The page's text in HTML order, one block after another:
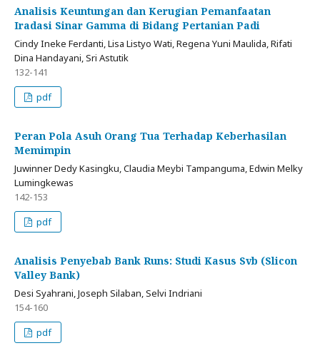
Analisis Keuntungan dan Kerugian Pemanfaatan
Iradasi Sinar Gamma di Bidang Pertanian Padi
Cindy Ineke Ferdanti, Lisa Listyo Wati, Regena Yuni Maulida, Rifati
Dina Handayani, Sri Astutik
132-141
pdf
Peran Pola Asuh Orang Tua Terhadap Keberhasilan
Memimpin
Juwinner Dedy Kasingku, Claudia Meybi Tampanguma, Edwin Melky
Lumingkewas
142-153
pdf
Analisis Penyebab Bank Runs: Studi Kasus Svb (Slicon
Valley Bank)
Desi Syahrani, Joseph Silaban, Selvi Indriani
154-160
pdf